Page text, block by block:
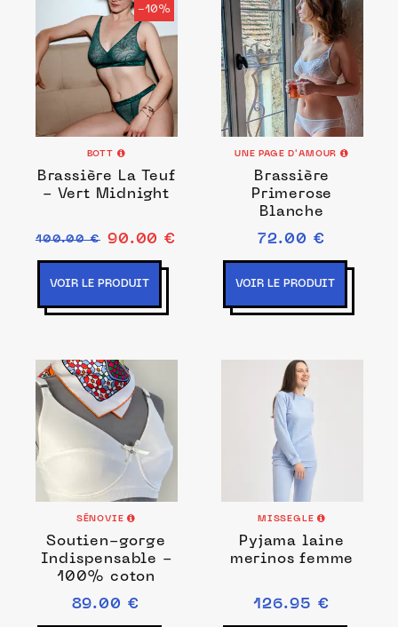
-10%
BOTT
Brassière La Teuf
- Vert Midnight
100.00 € 90.00 €
VOIR LE PRODUIT
UNE PAGE D'AMOUR
Brassière
Primerose
Blanche
72.00 €
VOIR LE PRODUIT
SÉNOVIE
Soutien-gorge
Indispensable -
100% coton
89.00 €
MISSEGLE
Pyjama laine
merinos femme
126.95 €